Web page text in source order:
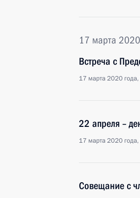
17 марта
Встреча с
17 марта 2020
22 апреля –
17 марта 2020
Совещание с